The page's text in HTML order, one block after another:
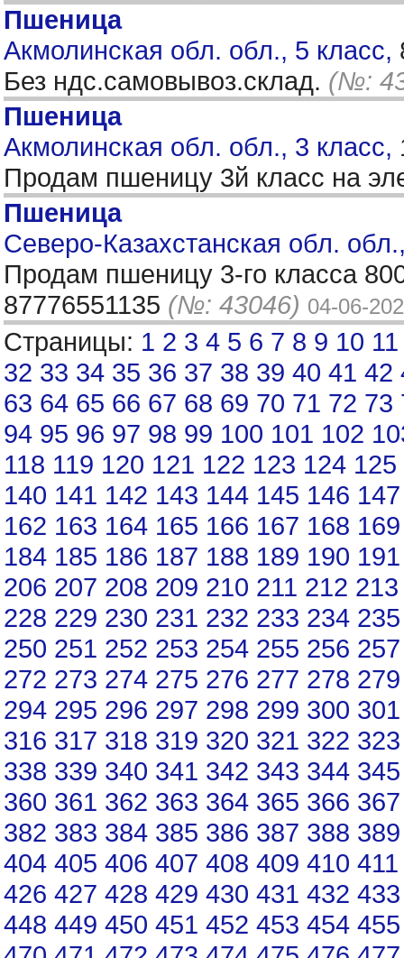
Пшеница
Акмолинская обл. обл., 5 класс,
Без ндс.самовывоз.склад. (№:
Пшеница
Акмолинская обл. обл., 3 класс,
Продам пшеницу 3й класс на
Пшеница
Северо-Казахстанская обл.
Продам пшеницу 3-го класса
87776551135 (№: 43046) 04-06-
Страницы: 1 2 3 4 5 6 7 8 9 10 11
32 33 34 35 36 37 38 39 40 41 42
63 64 65 66 67 68 69 70 71 72 73
94 95 96 97 98 99 100 101 102
118 119 120 121 122 123 124 125
140 141 142 143 144 145 146 147
162 163 164 165 166 167 168 169
184 185 186 187 188 189 190 191
206 207 208 209 210 211 212 213
228 229 230 231 232 233 234 235
250 251 252 253 254 255 256 257
272 273 274 275 276 277 278 279
294 295 296 297 298 299 300 301
316 317 318 319 320 321 322 323
338 339 340 341 342 343 344 345
360 361 362 363 364 365 366 367
382 383 384 385 386 387 388 389
404 405 406 407 408 409 410 411
426 427 428 429 430 431 432 433
448 449 450 451 452 453 454 455